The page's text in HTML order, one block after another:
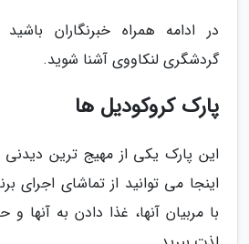
در ادامه همراه خبرنگاران
گردشگری لنکاووی آشنا شوید.
پارک کروکودیل ها
این پارک یکی از مهیج ترین
اینجا می توانید از تماشای اجرای
با مربیان آنها، غذا دادن به آنها